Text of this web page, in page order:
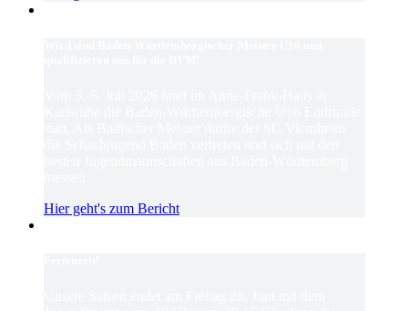
Hier geht's zum Bericht